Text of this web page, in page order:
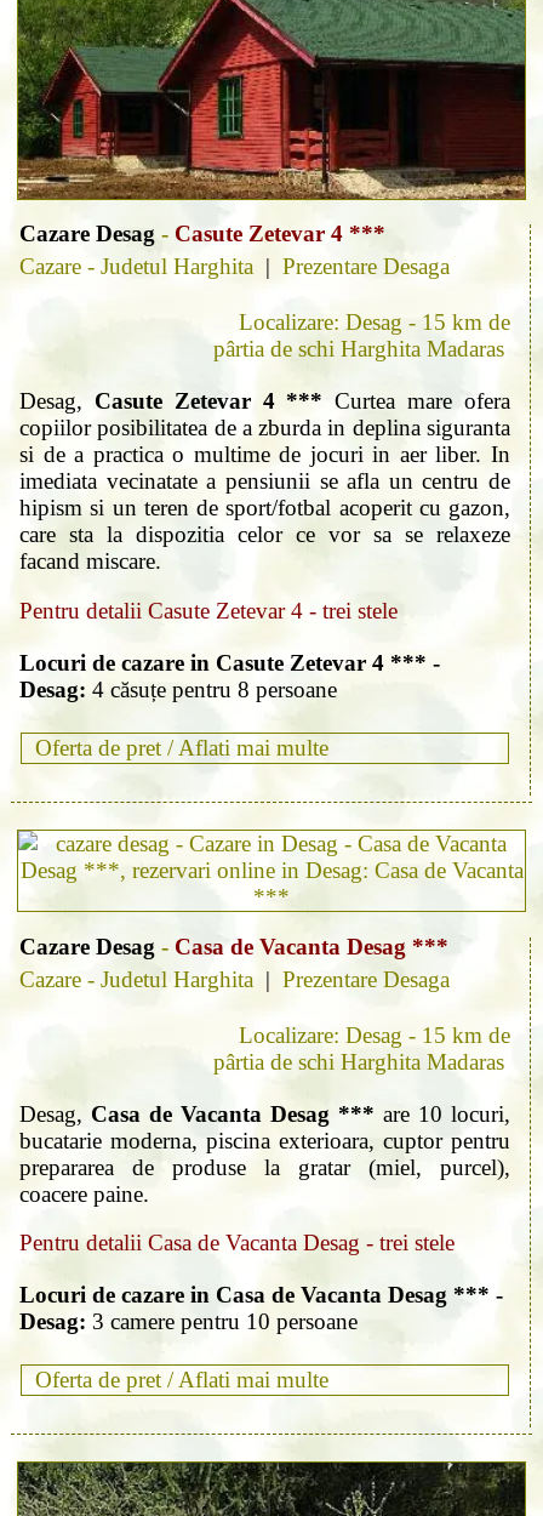
Cazare Desag - Casute Zetevar 4 ***
Cazare - Judetul Harghita | Prezentare Desaga
Localizare: Desag - 15 km de
pârtia de schi Harghita Madaras
Desag, Casute Zetevar 4 *** Curtea mare ofera
copiilor posibilitatea de a zburda in deplina siguranta
si de a practica o multime de jocuri in aer liber. In
imediata vecinatate a pensiunii se afla un centru de
hipism si un teren de sport/fotbal acoperit cu gazon,
care sta la dispozitia celor ce vor sa se relaxeze
facand miscare.
Pentru detalii Casute Zetevar 4 - trei stele
Locuri de cazare in Casute Zetevar 4 *** -
Desag: 4 căsuțe pentru 8 persoane
Oferta de pret / Aflati mai multe
Cazare Desag - Casa de Vacanta Desag ***
Cazare - Judetul Harghita | Prezentare Desaga
Localizare: Desag - 15 km de
pârtia de schi Harghita Madaras
Desag, Casa de Vacanta Desag *** are 10 locuri,
bucatarie moderna, piscina exterioara, cuptor pentru
prepararea de produse la gratar (miel, purcel),
coacere paine.
Pentru detalii Casa de Vacanta Desag - trei stele
Locuri de cazare in Casa de Vacanta Desag *** -
Desag: 3 camere pentru 10 persoane
Oferta de pret /Aflati mai multe